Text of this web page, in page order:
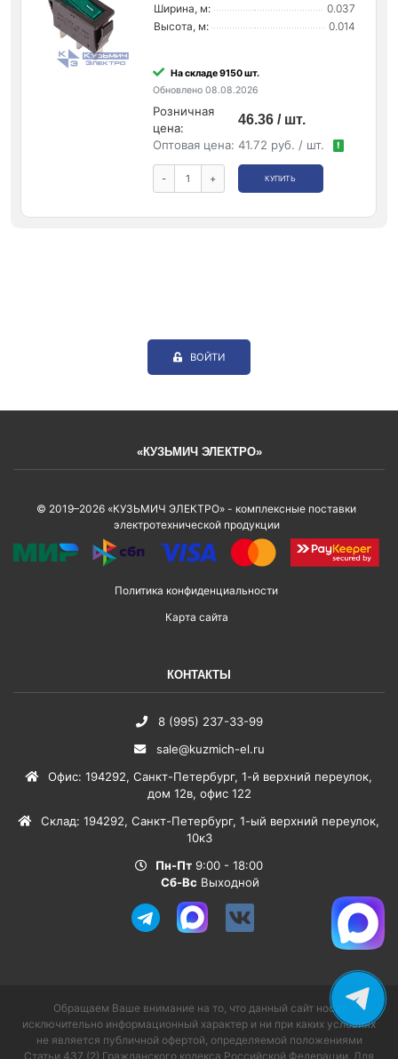
Ширина, м:
0.037
Высота, м:
0.014
На складе 9150 шт.
Обновлено 08.08.2026
Розничная
цена:
46.36 / шт.
Оптовая цена: 41.72 руб. / шт. !
- + КУПИТЬ
ВОЙТИ
«КУЗЬМИЧ ЭЛЕКТРО»
© 2019–2026 «КУЗЬМИЧ ЭЛЕКТРО» - комплексные поставки
электротехнической продукции
Политика конфиденциальности
Карта сайта
КОНТАКТЫ
8 (995) 237-33-99
sale@kuzmich-el.ru
Офис: 194292, Санкт-Петербург, 1-й верхний переулок,
дом 12в, офис 122
Склад: 194292, Санкт-Петербург, 1-ый верхний переулок,
10к3
Пн-Пт 9:00 - 18:00
Сб-Вс Выходной
Обращаем Ваше внимание на то, что данный сайт носит
исключительно информационный характер и ни при каких условиях
не является публичной офертой, определяемой положениями
Статьи 437 (2) Гражданского кодекса Российской Федерации. Для